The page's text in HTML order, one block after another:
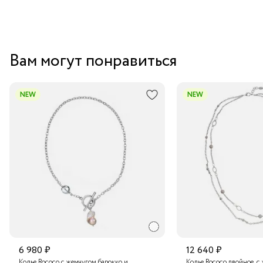
Вам могут понравиться
NEW
6 980 ₽
NEW
12 640 ₽